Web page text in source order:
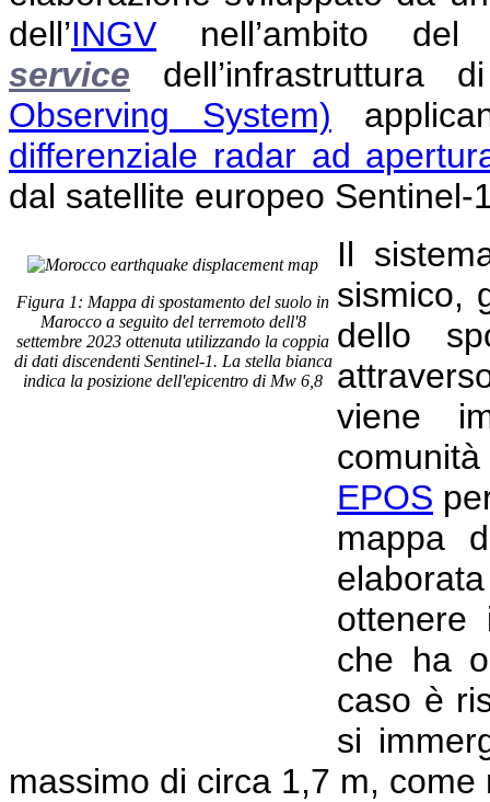
dell’INGV nell’ambito
service
Observing System)
differenziale radar ad
dal satellite europeo Sentinel-
Figura 1: Mappa di spostamento del suolo in
Marocco a seguito del terremoto dell'8
settembre 2023 ottenuta utilizzando la coppia
di dati discendenti Sentinel-1. La stella bianca
indica la posizione dell'epicentro di Mw 6,8
Il
sismico,
dello
viene
EPOS
mappa
ottenere
che ha
caso è
si
massimo di circa 1,7 m,